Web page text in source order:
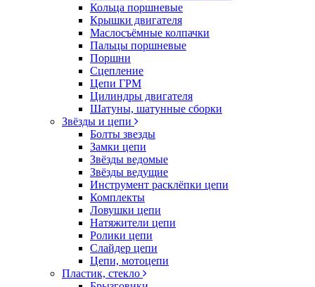
Кольца поршневые
Крышки двигателя
Маслосъёмные колпачки
Пальцы поршневые
Поршни
Сцепление
Цепи ГРМ
Цилиндры двигателя
Шатуны, шатунные сборки
Звёзды и цепи
Болты звезды
Замки цепи
Звёзды ведомые
Звёзды ведущие
Инструмент расклёпки цепи
Комплекты
Ловушки цепи
Натяжители цепи
Ролики цепи
Слайдер цепи
Цепи, мотоцепи
Пластик, стекло